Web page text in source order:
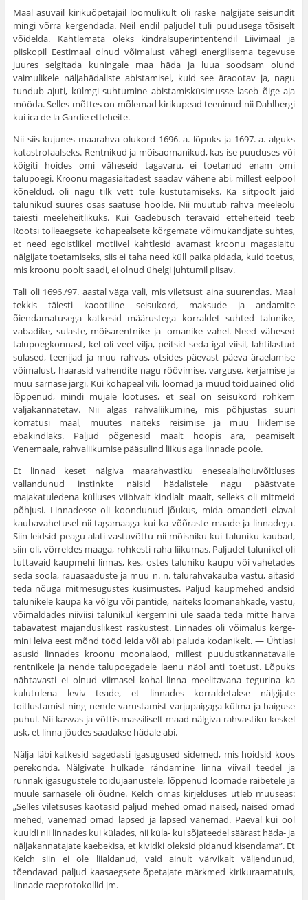
Maal asuvail kirikuõpetajail loomulikult oli raske nälgijate seisundit
mingi võrra kergendada. Neil endil paljudel tuli puudusega tõsiselt
võidelda. Kahtlemata oleks kindralsuperintentendil Liivimaal ja
piiskopil Eestimaal olnud võimalust vähegi energilisema tegevuse
juures selgitada kuningale maa häda ja luua soodsam olund
vaimulikele näljahädaliste abis­tamisel, kuid see äraootav ja, nagu
tundub ajuti, külmgi suhtumine abistamisküsimusse laseb õige aja
mööda. Selles mõttes on mõlemad kirikupead teeninud nii Dahlbergi
kui ica de la Gardie etteheite.
Nii siis kujunes maarahva olukord 1696. a. lõpuks ja 1697. a. alguks
katastrofaalseks. Rentnikud ja mõisaomanikud, kas ise puuduses või
kõigiti hoides omi väheseid tagavaru, ei toetanud enam omi
talupoegi. Kroonu magasiaitadest saadav vähene abi, millest eelpool
kõneldud, oli nagu tilk vett tule kustutamiseks. Ka siitpoolt jäid
talunikud suures osas saatuse hoolde. Nii muutub rahva meeleolu
täiesti meeleheitlikuks. Kui Gadebusch teravaid etteheiteid teeb
Rootsi tolleaegsete kohapealsete kõrgemate võimukandjate suhtes,
et need egoistlikel motiivel kahtlesid avamast kroonu magasiaitu
nälgijate toetamiseks, siis ei taha need küll paika pidada, kuid toetus,
mis kroonu poolt saadi, ei olnud ühelgi juhtu­mil piisav.
Tali oli 1696./97. aastal väga vali, mis viletsust aina suurendas. Maal
tekkis täiesti kaootiline seisukord, maksude ja andamite
õiendamatusega katkesid määrustega korraldet suhted talunike,
vabadike, sulaste, mõisarentnike ja -omanike vahel. Need vähesed
talupoegkonnast, kel oli veel vilja, peitsid seda igal viisil, lahtilastud
sulased, teenijad ja muu rahvas, otsides päevast päeva äraelamise
võimalust, haa­rasid vahendite nagu röövimise, varguse, kerjamise ja
muu sarnase järgi. Kui kohapeal vili, loomad ja muud toiduained olid
lõppenud, mindi mujale lootuses, et seal on seisukord rohkem
väljakannatetav. Nii algas rahva­liikumine, mis põhjustas suuri
korratusi maal, muutes näiteks reisimise ja muu liiklemise
ebakindlaks. Paljud põgenesid maalt hoopis ära, peamiselt
Venemaale, rahvaliikumise pääsulind liikus aga linnade poole.
Et linnad keset nälgiva maarahvastiku enesealalhoiuvõitluses
vallandunud instinkte näisid hädalistele nagu päästvate
majakatuledena külluses viibivalt kindlalt maalt, selleks oli mitmeid
põhjusi. Linnadesse oli koondunud jõukus, mida omandeti elaval
kaubavahetusel nii tagamaaga kui ka võõraste maade ja linnadega.
Siin leidsid peagu alati vastuvõttu nii mõisniku kui taluniku kaubad,
siin oli, võrreldes maaga, rohkesti raha liikumas. Paljudel talunikel oli
tuttavaid kaupmehi linnas, kes, ostes talu­niku kaupu või vahetades
seda soola, rauasaaduste ja muu n. n. talurahvakauba vastu, aitasid
teda nõuga mitmesugustes küsimustes. Paljud kaup­mehed andsid
talunikele kaupa ka võlgu või pantide, näiteks loomanah­kade, vastu,
võimaldades niiviisi talunikul kergemini üle saada teda mitte harva
tabavatest majanduslikest raskustest. Linnades oli võimalus kerge­
mini leiva eest mõnd tööd leida või abi paluda kodanikelt. — Ühtlasi
asusid linnades kroonu moonalaod, millest puudustkannatavaile
rentnikele ja nende talupoegadele laenu näol anti toetust. Lõpuks
nähtavasti ei olnud viimasel kohal linna meelitavana tegurina ka
kulutulena leviv teade, et linnades korraldetakse nälgijate
toitlustamist ning nende varustamist varjupaigaga külma ja haiguse
puhul. Nii kasvas ja võttis massiliselt maad nälgiva rahvastiku keskel
usk, et linna jõudes saadakse hädale abi.
Nälja läbi katkesid sagedasti igasugused sidemed, mis hoidsid koos
perekonda. Nälgivate hulkade rändamine linna viivail teedel ja
rünnak igasugustele toidujäänustele, lõppenud loomade raibetele ja
muule sarnasele oli õudne. Kelch omas kirjelduses ütleb muuseas:
„Selles viletsuses kao­tasid paljud mehed omad naised, naised omad
mehed, vanemad omad lapsed ja lapsed vanemad. Päeval kui ööl
kuuldi nii linnades kui külades, nii küla- kui sõjateedel säärast häda- ja
näljakannatajate kaebekisa, et kividki oleksid pidanud kisendama”. Et
Kelch siin ei ole liialdanud, vaid ainult värvikalt väljendunud,
tõendavad paljud kaasaegsete õpetajate märk­med kirikuraamatuis,
linnade raeprotokollid jm.